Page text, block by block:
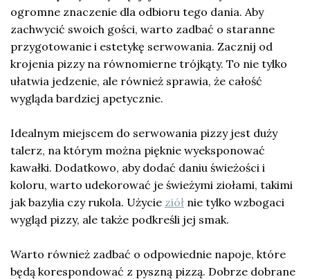
ogromne znaczenie dla odbioru tego dania. Aby
zachwycić swoich gości, warto zadbać o staranne
przygotowanie i estetykę serwowania. Zacznij od
krojenia pizzy na równomierne trójkąty. To nie tylko
ułatwia jedzenie, ale również sprawia, że całość
wygląda bardziej apetycznie.
Idealnym miejscem do serwowania pizzy jest duży
talerz, na którym można pięknie wyeksponować
kawałki. Dodatkowo, aby dodać daniu świeżości i
koloru, warto udekorować je świeżymi ziołami, takimi
jak bazylia czy rukola. Użycie ziół nie tylko wzbogaci
wygląd pizzy, ale także podkreśli jej smak.
Warto również zadbać o odpowiednie napoje, które
będą korespondować z pyszną pizzą. Dobrze dobrane